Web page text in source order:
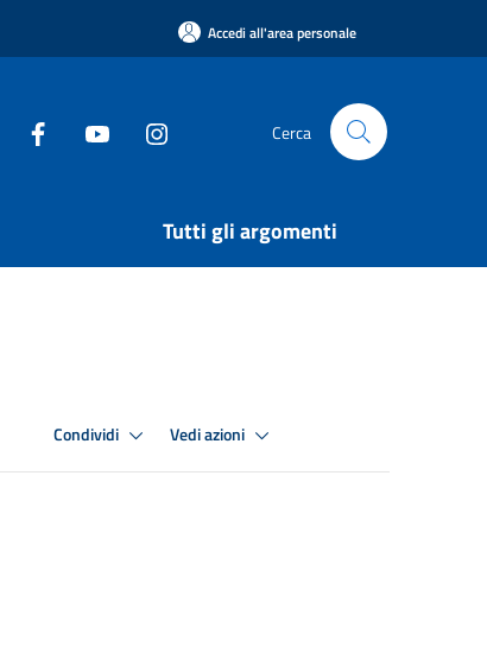
Accedi all'area personale
Cerca
Tutti gli argomenti
Condividi Vedi azioni